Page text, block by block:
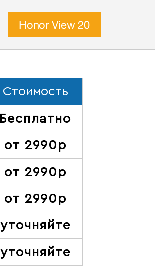
Honor View 20
Стоимость
Бесплатно
от 2990р
от 2990р
от 2990р
уточняйте
уточняйте